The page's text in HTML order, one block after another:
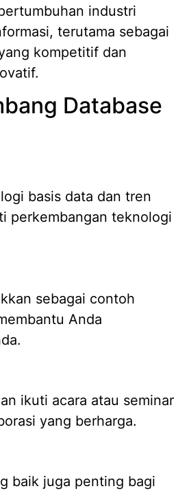
industri
terutama sebagai
kompetitif dan
Database
basis data dan tren
perkembangan teknologi
sebagai contoh
Anda
ikuti acara atau seminar
yang berharga.
baik juga penting bagi